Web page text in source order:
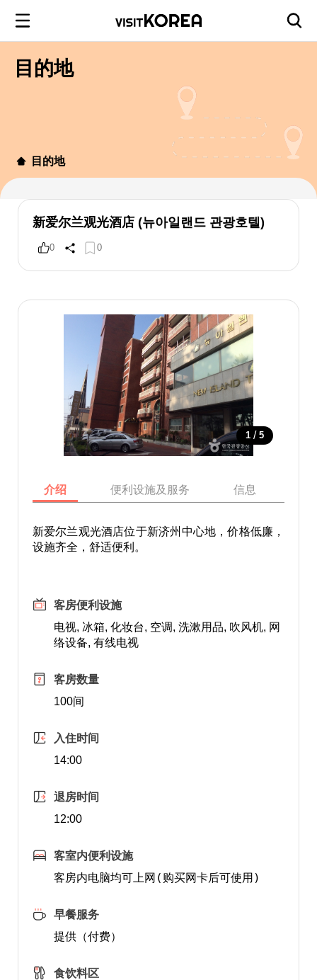
目的地
目的地
新爱尔兰观光酒店 (뉴아일랜드 관광호텔)
0 0
1 / 5
介绍 便利设施及服务 信息
新爱尔兰观光酒店位于新济州中心地，价格低廉，
设施齐全，舒适便利。
客房便利设施
电视, 冰箱, 化妆台, 空调, 洗漱用品, 吹风机, 网
络设备, 有线电视
客房数量
100间
入住时间
14:00
退房时间
12:00
客室内便利设施
客房内电脑均可上网(购买网卡后可使用)
早餐服务
提供（付费）
食饮料区